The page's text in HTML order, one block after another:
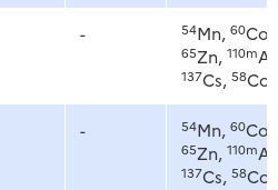
- 54Mn, 60Co,
65Zn, 110m
137Cs, 58Co
- 54Mn, 60Co,
65Zn, 110m
137Cs, 58Co